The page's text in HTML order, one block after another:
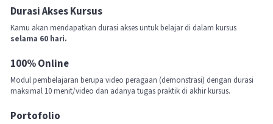
Durasi Akses Kursus
Kamu akan mendapatkan durasi akses untuk belajar di dalam kursus
selama 60 hari.
100% Online
Modul pembelajaran berupa video peragaan (demonstrasi) dengan durasi
maksimal 10 menit/video dan adanya tugas praktik di akhir kursus.
Portofolio